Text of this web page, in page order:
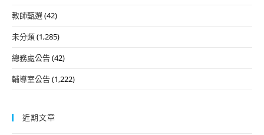
教師甄選(42)
未分類(1,285)
總務處公告(42)
輔導室公告(1,222)
近期文章